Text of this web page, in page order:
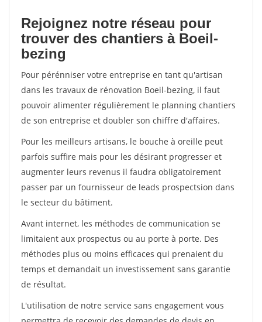
Rejoignez notre réseau pour
trouver des chantiers à Boeil-
bezing
Pour pérénniser votre entreprise en tant qu'artisan
dans les travaux de rénovation Boeil-bezing, il faut
pouvoir alimenter régulièrement le planning chantiers
de son entreprise et doubler son chiffre d'affaires.
Pour les meilleurs artisans, le bouche à oreille peut
parfois suffire mais pour les désirant progresser et
augmenter leurs revenus il faudra obligatoirement
passer par un fournisseur de leads prospectsion dans
le secteur du bâtiment.
Avant internet, les méthodes de communication se
limitaient aux prospectus ou au porte à porte. Des
méthodes plus ou moins efficaces qui prenaient du
temps et demandait un investissement sans garantie
de résultat.
L'utilisation de notre service sans engagement vous